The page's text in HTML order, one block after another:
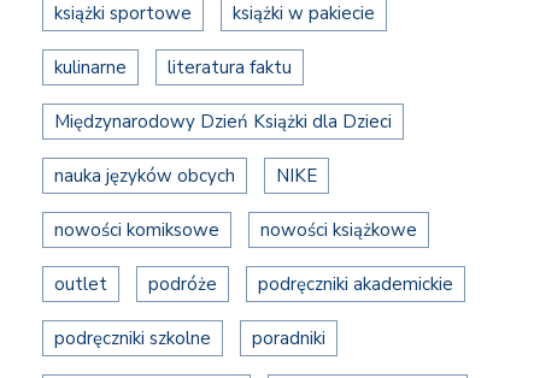
książki sportowe książki w pakiecie
kulinarne literatura faktu
Międzynarodowy Dzień Książki dla Dzieci
nauka języków obcych NIKE
nowości komiksowe nowości książkowe
outlet podróże podręczniki akademickie
podręczniki szkolne poradniki